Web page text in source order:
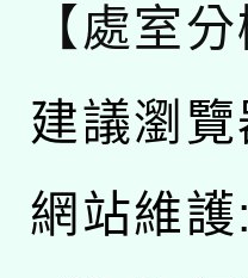
【處室分
建議瀏
網站維護